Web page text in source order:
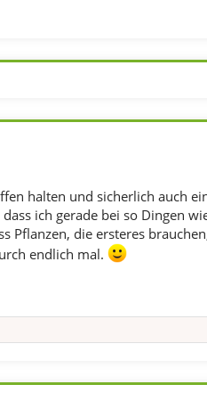
halten und sicherlich auch
ich gerade bei so Dingen
Pflanzen, die ersteres
endlich mal.